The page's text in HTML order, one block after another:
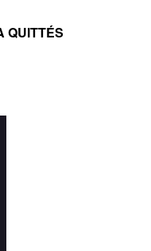
QUITTÉS